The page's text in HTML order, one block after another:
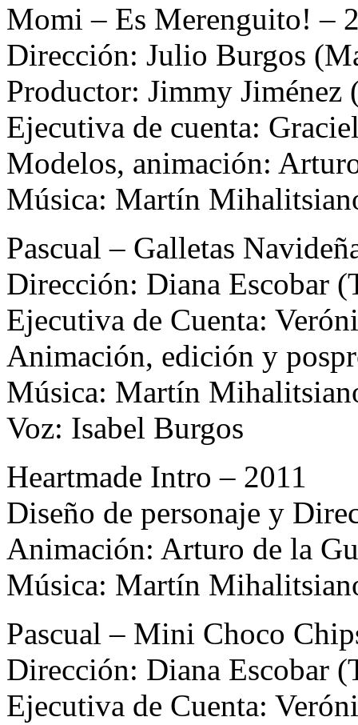
Momi – Es Merenguito! –
Dirección: Julio Burgos
Productor: Jimmy
Ejecutiva de cuenta:
Modelos, animación:
Música: Martín
Pascual – Galletas
Dirección: Diana Escobar
Ejecutiva de Cuenta:
Animación, edición y
Música: Martín
Voz: Isabel Burgos
Heartmade Intro – 2011
Diseño de personaje y
Animación: Arturo de la
Música: Martín
Pascual – Mini Choco
Dirección: Diana Escobar
Ejecutiva de Cuenta: